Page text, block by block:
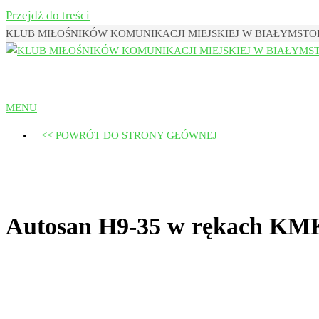
Przejdź do treści
KLUB MIŁOŚNIKÓW KOMUNIKACJI MIEJSKIEJ W
MENU
<< POWRÓT DO STRONY GŁÓWNEJ
Autosan H9-35 w rękach